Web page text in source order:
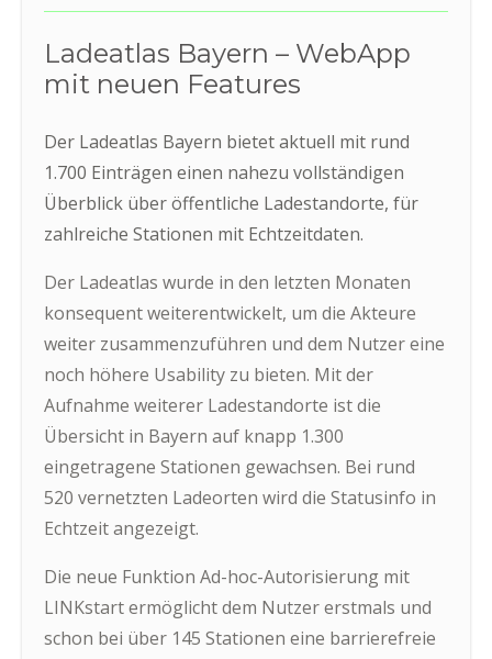
Ladeatlas Bayern – WebApp
mit neuen Features
Der Ladeatlas Bayern bietet aktuell mit rund
1.700 Einträgen einen nahezu vollständigen
Überblick über öffentliche Ladestandorte, für
zahlreiche Stationen mit Echtzeitdaten.
Der Ladeatlas wurde in den letzten Monaten
konsequent weiterentwickelt, um die Akteure
weiter zusammenzuführen und dem Nutzer eine
noch höhere Usability zu bieten. Mit der
Aufnahme weiterer Ladestandorte ist die
Übersicht in Bayern auf knapp 1.300
eingetragene Stationen gewachsen. Bei rund
520 vernetzten Ladeorten wird die Statusinfo in
Echtzeit angezeigt.
Die neue Funktion Ad-hoc-Autorisierung mit
LINKstart ermöglicht dem Nutzer erstmals und
schon bei über 145 Stationen eine barrierefreie